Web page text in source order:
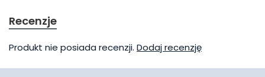
Recenzje
Produkt nie posiada recenzji. Dodaj recenzję